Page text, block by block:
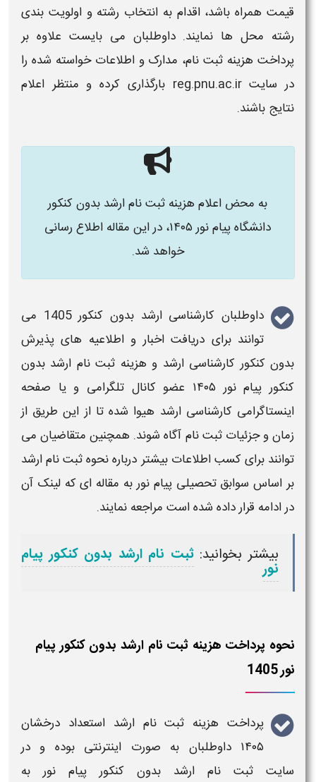
قیمت همراه باشد، اقدام به انتخاب رشته و اولویت بندی
رشته محل ها نمایند. داوطلبان می بایست علاوه بر
پرداخت هزینه ثبت نام، مدارک و اطلاعات خواسته شده را
در سایت reg.pnu.ac.ir بارگذاری کرده و منتظر اعلام
نتایج باشند.
به محض اعلام هزینه ثبت نام ارشد بدون کنکور
دانشگاه پیام نور ۱۴۰۵
، در این مقاله اطلاع رسانی
خواهد شد.
داوطلبان کارشناسی ارشد بدون کنکور 1405
می
توانند برای دریافت اخبار و اطلاعیه های پذیرش
بدون کنکور کارشناسی ارشد و هزینه ثبت نام ارشد بدون
کنکور پیام نور ۱۴۰۵
عضو کانال تلگرامی و یا صفحه
اینستاگرامی کارشناسی ارشد هیوا شده تا از این طریق از
زمان و جزئیاتثبت نام آگاه شوند. همچنین متقاضیان می
توانند برای کسب اطلاعات بیشتر درباره نحوهثبت نام ارشد
بر اساس سوابق تحصیلی پیام نوربه مقاله ای که لینک آن
در ادامه قرار داده شده است مراجعه نمایند.
بیشتر بخوانید: ثبت نام ارشد بدون کنکور پیام
نور
نحوه پرداخت هزینه ثبت نام ارشد بدون کنکور پیام
نور 1405
پرداخت هزینه ثبت نام ارشد استعداد درخشان
۱۴۰۵ داوطلبان به صورت اینترنتی بوده و در
سایت ثبت نام ارشد بدون کنکور پیام نور به